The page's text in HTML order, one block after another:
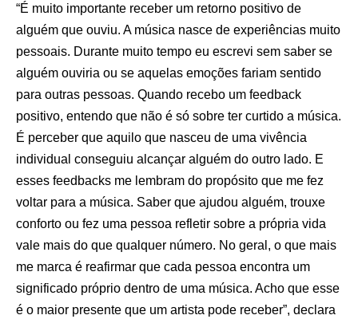
“É muito importante receber um retorno positivo de
alguém que ouviu. A música nasce de experiências muito
pessoais. Durante muito tempo eu escrevi sem saber se
alguém ouviria ou se aquelas emoções fariam sentido
para outras pessoas. Quando recebo um feedback
positivo, entendo que não é só sobre ter curtido a música.
É perceber que aquilo que nasceu de uma vivência
individual conseguiu alcançar alguém do outro lado. E
esses feedbacks me lembram do propósito que me fez
voltar para a música. Saber que ajudou alguém, trouxe
conforto ou fez uma pessoa refletir sobre a própria vida
vale mais do que qualquer número. No geral, o que mais
me marca é reafirmar que cada pessoa encontra um
significado próprio dentro de uma música. Acho que esse
é o maior presente que um artista pode receber”, declara